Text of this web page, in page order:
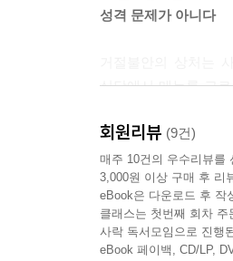
“사람에게 버려지는
“거절불안을 완전히
춤추는 법이다. 그것
치는 대신, 충분히 괜
--- p.375
성격 문제가 아니다
식당에서 메뉴를 고
타인의 시선을 갈구
걷는 우리가 의지할
위와 같이 다양한 모
알았다고 해서 거절
거절불안의 뿌리를
회원리뷰 (9건)
매주 10건의 우수리뷰를
3,000원 이상 구매 후 리
eBook은 다운로드 후 작
클래스는 첫번째 회차
사락 독서모임으로 진행
eBook 페이백, CD/LP,